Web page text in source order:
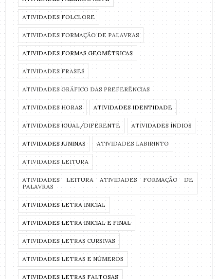
ATIVIDADES FOLCLORE
ATIVIDADES FORMAÇÃO DE PALAVRAS
ATIVIDADES FORMAS GEOMÉTRICAS
ATIVIDADES FRASES
ATIVIDADES GRÁFICO DAS PREFERÊNCIAS
ATIVIDADES HORAS ATIVIDADES IDENTIDADE
ATIVIDADES IGUAL/DIFERENTE ATIVIDADES ÍNDIOS
ATIVIDADES JUNINAS ATIVIDADES LABIRINTO
ATIVIDADES LEITURA
ATIVIDADES LEITURA ATIVIDADES FORMAÇÃO DE
PALAVRAS
ATIVIDADES LETRA INICIAL
ATIVIDADES LETRA INICIAL E FINAL
ATIVIDADES LETRAS CURSIVAS
ATIVIDADES LETRAS E NÚMEROS
ATIVIDADES LETRAS FALTOSAS